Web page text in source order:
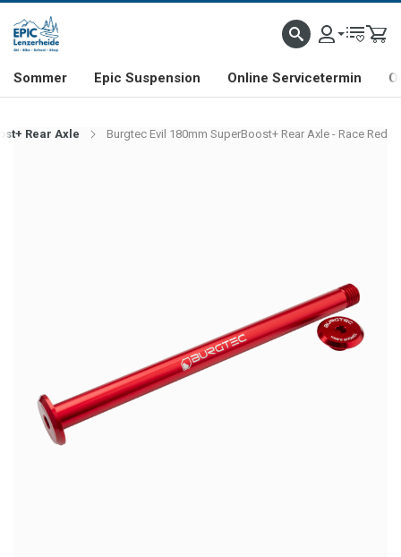
& FREERIDE-SPEZIALIST SCHWEIZER FIRMA SHOP & SHOWROOM IN
Sommer Epic Suspension Online Servicetermin
Rear Axle Burgtec Evil 180mm SuperBoost+ Rear Axle - Race Red